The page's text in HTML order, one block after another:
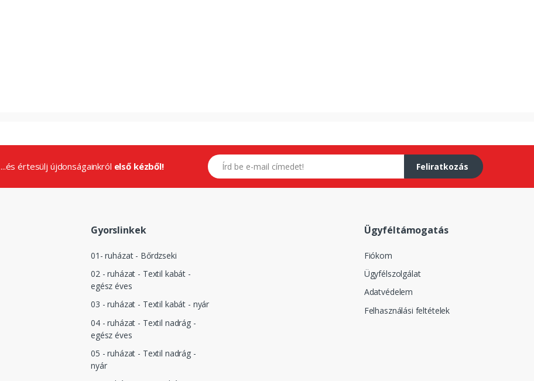
...és értesülj újdonságainkról első kézből!
E-mail címed
Feliratkozás
Gyorslinkek
01- ruházat - Bőrdzseki
02 - ruházat - Textil kabát -
egész éves
03 - ruházat - Textil kabát - nyár
04 - ruházat - Textil nadrág -
egész éves
05 - ruházat - Textil nadrág -
nyár
Ügyféltámogatás
Fiókom
Ügyfélszolgálat
Adatvédelem
Felhasználási feltételek